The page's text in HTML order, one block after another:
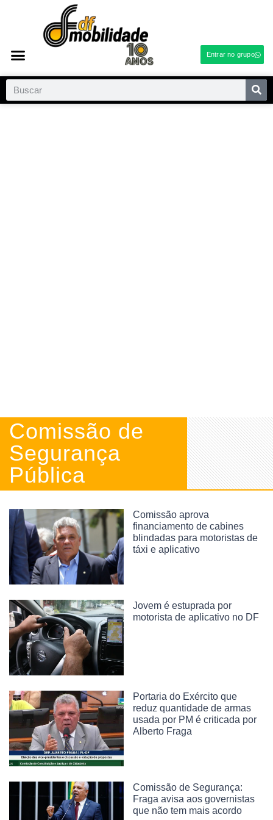
Entrar no grupo
Comissão de
Segurança
Pública
Comissão aprova
financiamento de cabines
blindadas para motoristas de
táxi e aplicativo
Jovem é estuprada por
motorista de aplicativo no DF
Portaria do Exército que
reduz quantidade de armas
usada por PM é criticada por
Alberto Fraga
Comissão de Segurança:
Fraga avisa aos governistas
que não tem mais acordo